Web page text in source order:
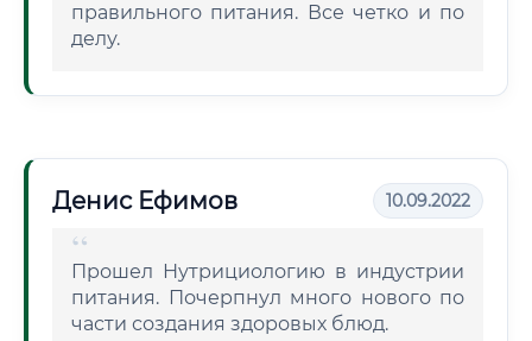
правильного питания. Все четко и по
делу.
Денис Ефимов 10.09.2022
Прошел Нутрициологию в индустрии
питания. Почерпнул много нового по
части создания здоровых блюд.